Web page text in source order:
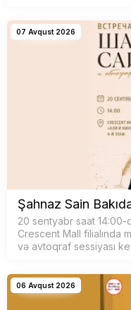
07 Avqust 2026
Şahnaz Sain
20 sentyabr saat 14:00-
Crescent Mall filialında
və avtoqraf sessiyası
06 Avqust 2026